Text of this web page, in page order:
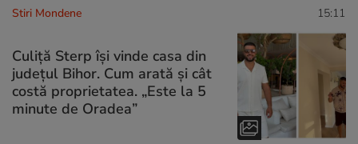
Stiri Mondene 15:11
Culiță Sterp își vinde casa din
județul Bihor. Cum arată și cât
costă proprietatea. „Este la 5
minute de Oradea”